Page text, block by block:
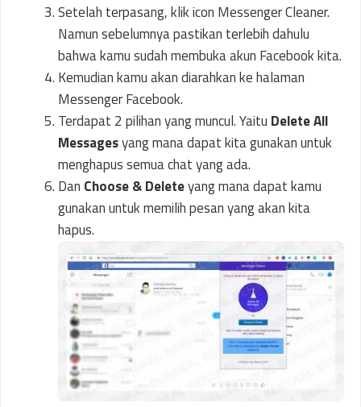
Setelah terpasang, klik icon Messenger Cleaner.
Namun sebelumnya pastikan terlebih dahulu
bahwa kamu sudah membuka akun Facebook kita.
Kemudian kamu akan diarahkan ke halaman
Messenger Facebook.
Terdapat 2 pilihan yang muncul. Yaitu Delete All
Messagesyang mana dapat kita gunakan untuk
menghapus semua chat yang ada.
Dan Choose & Deleteyang mana dapat kamu
gunakan untuk memilih pesan yang akan kita
hapus.